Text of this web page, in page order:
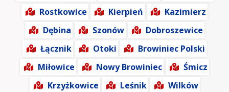
Rostkowice
Kierpień
Kazimierz
Dębina
Szonów
Dobroszewice
Łącznik
Otoki
Browiniec Polski
Miłowice
Nowy Browiniec
Śmicz
Krzyżkowice
Leśnik
Wilków